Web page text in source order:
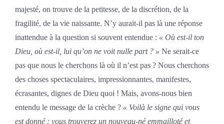
majesté, on trouve de la petitesse, de la discrétion, de la
fragilité, de la vie naissante. N’y aurait-il pas là une réponse
inattendue à la question si souvent entendue : « Où est-il ton
Dieu, où est-il, lui qu’on ne voit nulle part ? » Ne serait-ce
pas que nous le cherchons là où il n’est pas ? Nous cherchons
des choses spectaculaires, impressionnantes, manifestes,
écrasantes, dignes de Dieu quoi ! Mais, avons-nous bien
entendu le message de la crèche ? « Voilà le signe qui vous
est donné : vous trouverez un nouveau-né emmailloté et